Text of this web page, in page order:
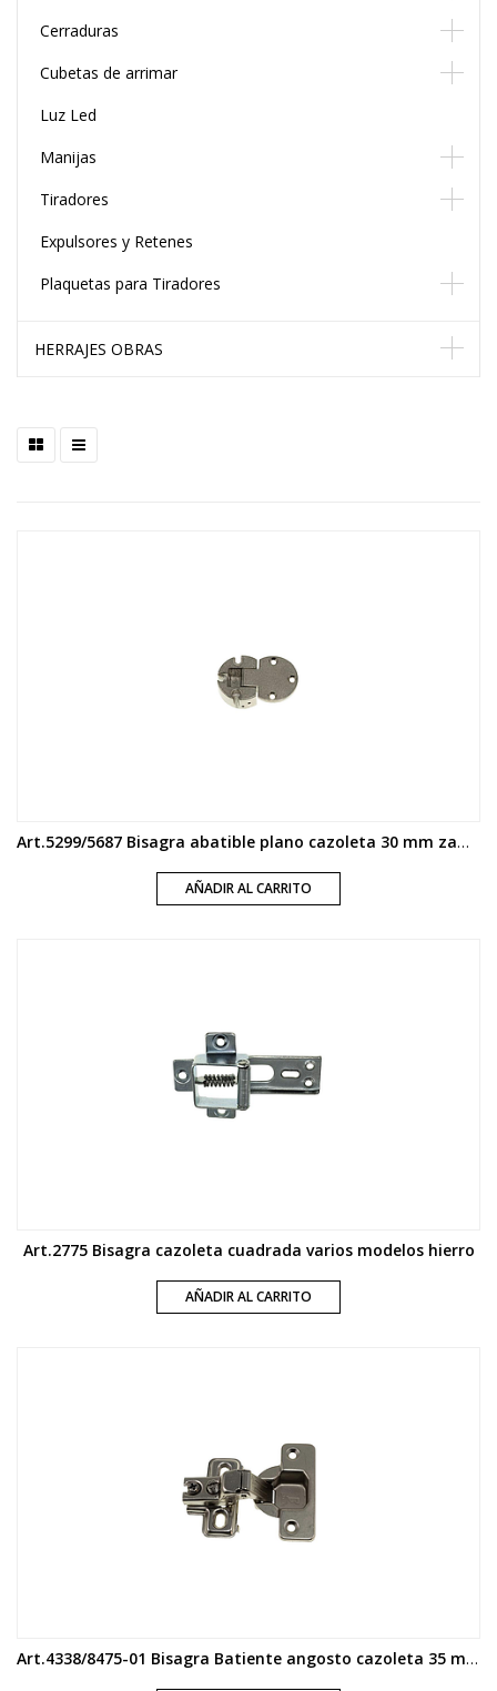
Cerraduras
Cubetas de arrimar
Luz Led
Manijas
Tiradores
Expulsores y Retenes
Plaquetas para Tiradores
HERRAJES OBRAS
Art.5299/5687 Bisagra abatible plano cazoleta 30 mm zamak
AÑADIR AL CARRITO
Art.2775 Bisagra cazoleta cuadrada varios modelos hierro
AÑADIR AL CARRITO
Art.4338/8475-01 Bisagra Batiente angosto cazoleta 35 mm zamak